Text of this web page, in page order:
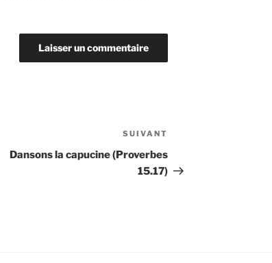
suivant
SUIVANT
Dansons la capucine (Proverbes
15.17)